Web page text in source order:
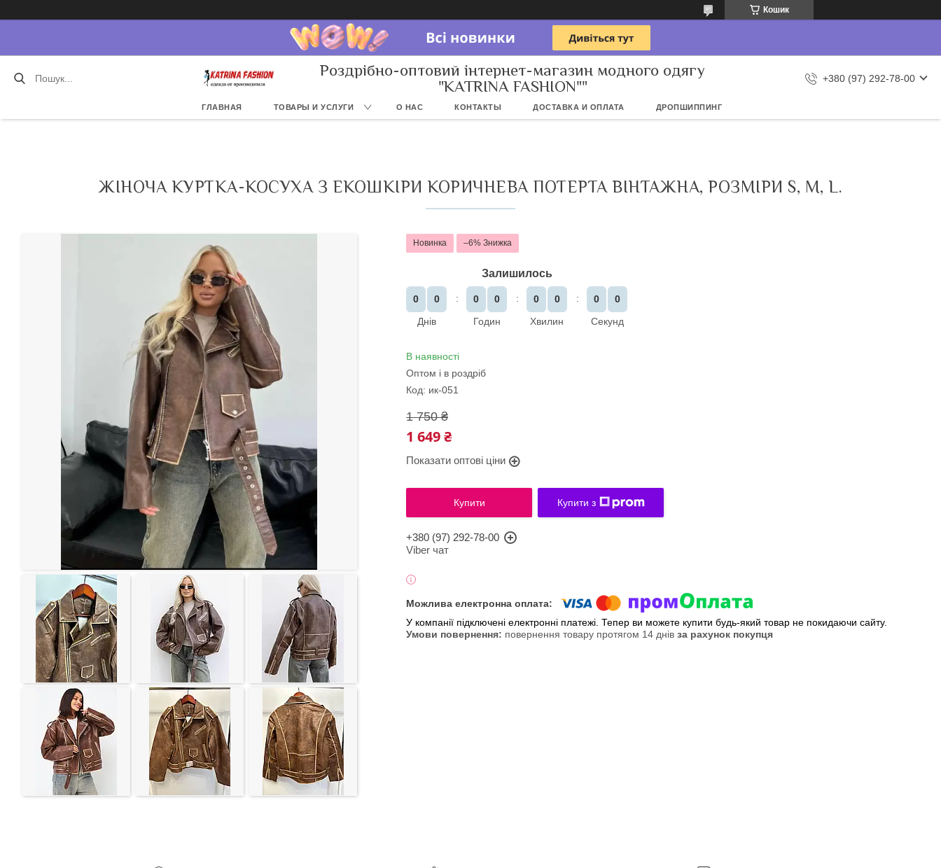
Кошик
Роздрібно-оптовий інтернет-магазин модного одягу
"KATRINA FASHION""
+380 (97) 292-78-00
ГЛАВНАЯ ТОВАРЫ И УСЛУГИ О НАС КОНТАКТЫ ДОСТАВКА И ОПЛАТА ДРОПШИППИНГ
ЖІНОЧА КУРТКА-КОСУХА З ЕКОШКІРИ КОРИЧНЕВА ПОТЕРТА ВІНТАЖНА, РОЗМІРИ S, M, L.
Новинка –6%
Залишилось
0
0
Днів
0
0
Годин
0
0
Хвилин
0
0
Секунд
В наявності
Оптом і в роздріб
Код: ик-051
1 750 ₴
1 649 ₴
Показати оптові ціни
Купити Купити з
+380 (97) 292-78-00
Viber чат
У компанії підключені електронні платежі. Тепер ви можете купити будь-який товар не покидаючи сайту.
повернення товару протягом 14 днів за рахунок покупця